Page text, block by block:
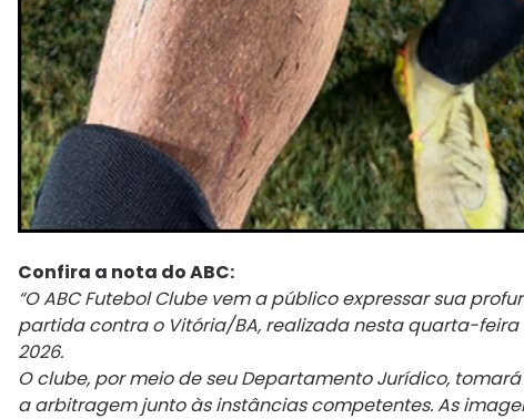
Confira a nota do ABC:
“O ABC Futebol Clube vem a público expressar sua
partida contra o Vitória/BA, realizada nesta quarta-
2026.
O clube, por meio de seu Departamento Jurídico,
a arbitragem junto às instâncias competentes. As